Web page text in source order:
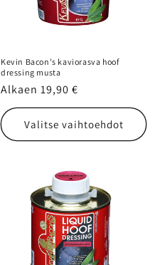
Kevin Bacon's kaviorasva hoof
dressing musta
Normaalihinta
Alkaen 19,90 €
Valitse vaihtoehdot